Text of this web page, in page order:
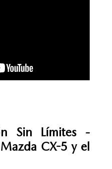
Sin Límites -
CX-5 y el